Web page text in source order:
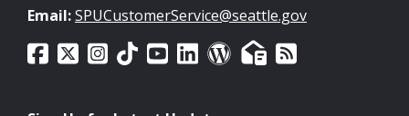
Email:SPUCustomerService@seattle.gov